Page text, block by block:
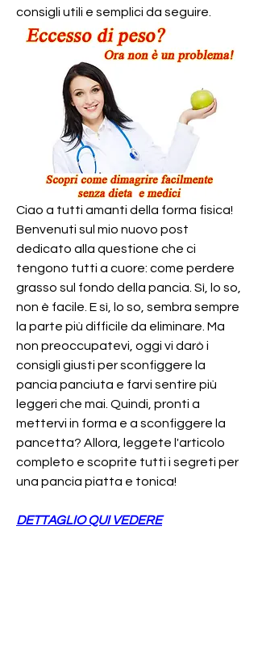
consigli utili e semplici da seguire.
Ciao a tutti amanti della forma fisica!
Benvenuti sul mio nuovo post
dedicato alla questione che ci
tengono tutti a cuore: come perdere
grasso sul fondo della pancia. Sì, lo so,
non è facile. E sì, lo so, sembra sempre
la parte più difficile da eliminare. Ma
non preoccupatevi, oggi vi darò i
consigli giusti per sconfiggere la
pancia panciuta e farvi sentire più
leggeri che mai. Quindi, pronti a
mettervi in forma e a sconfiggere la
pancetta? Allora, leggete l'articolo
completo e scoprite tutti i segreti per
una pancia piatta e tonica!
DETTAGLIO QUI VEDERE